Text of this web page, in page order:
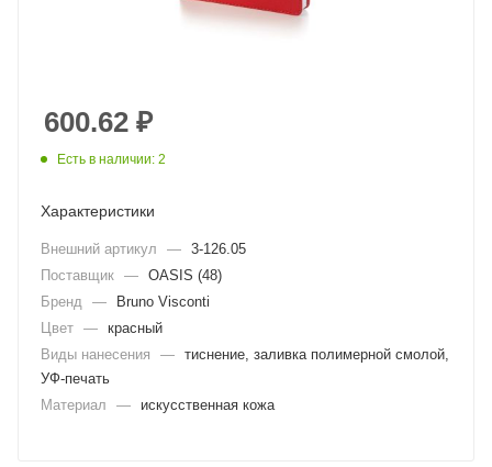
600.62 ₽
Есть в наличии: 2
Характеристики
Внешний артикул — 3-126.05
Поставщик — OASIS (48)
Бренд
—
Bruno Visconti
Цвет — красный
Виды нанесения
— тиснение, заливка полимерной смолой,
УФ-печать
Материал
— искусственная кожа